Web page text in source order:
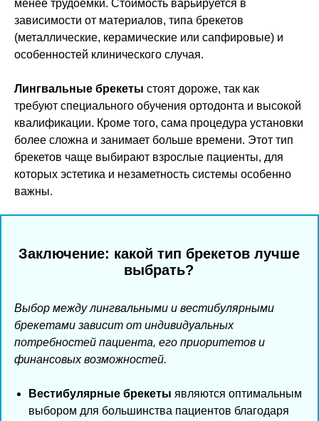
менее трудоемки. Стоимость варьируется в
зависимости от материалов, типа брекетов
(металлические, керамические или сапфировые) и
особенностей клинического случая.
Лингвальные брекеты стоят дороже, так как
требуют специального обучения ортодонта и высокой
квалификации. Кроме того, сама процедура установки
более сложна и занимает больше времени. Этот тип
брекетов чаще выбирают взрослые пациенты, для
которых эстетика и незаметность системы особенно
важны.
Заключение: какой тип брекетов лучше
выбрать?
Выбор между лингвальными и вестибулярными
брекетами зависит от индивидуальных
потребностей пациента, его приоритетов и
финансовых возможностей.
Вестибулярные брекеты являются оптимальным
выбором для большинства пациентов благодаря